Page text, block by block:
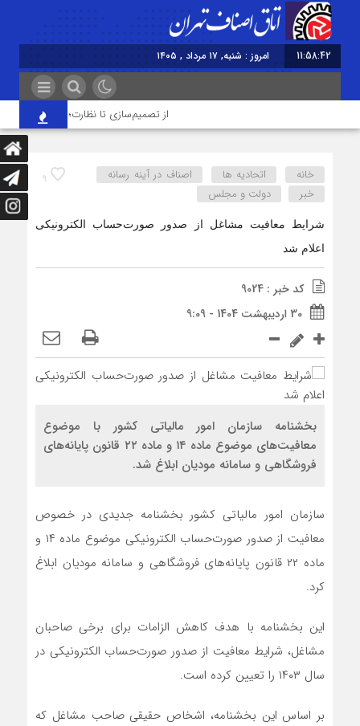
11:58:42 امروز : شنبه, ۱۷ مرداد , ۱۴۰۵
از تصمیم‌سازی تا نظارت؛ اصناف نقش
9 خانه اتحادیه ها
اصناف در آینه رسانه
خبر
دولت و مجلس
شرایط معافیت مشاغل از صدور صورت‌حساب الکترونیکی
اعلام شد
کد خبر : 9024
30 اردیبهشت 1404 - 9:09
بخشنامه سازمان امور مالیاتی کشور با موضوع
معافیت‌های موضوع ماده ۱۴ و ماده ۲۲ قانون پایانه‌های
فروشگاهی و سامانه مودیان ابلاغ شد.
سازمان امور مالیاتی کشور بخشنامه جدیدی در خصوص
معافیت از صدور صورت‌حساب الکترونیکی موضوع ماده ۱۴ و
ماده ۲۲ قانون پایانه‌های فروشگاهی و سامانه مودیان ابلاغ
کرد.
این بخشنامه با هدف کاهش الزامات برای برخی صاحبان
مشاغل، شرایط معافیت از صدور صورت‌حساب الکترونیکی در
سال ۱۴۰۳ را تعیین کرده است.
بر اساس این بخشنامه، اشخاص حقیقی صاحب مشاغل که